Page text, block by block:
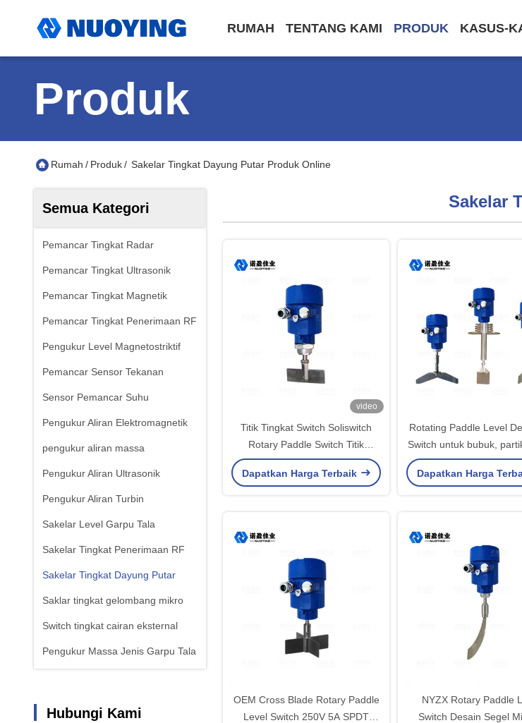
RUMAH TENTANG KAMI PRODUK KASUS-
Produk
Rumah / Produk/ Sakelar Tingkat Dayung Putar Produk Online
Semua Kategori
Pemancar Tingkat Radar
Pemancar Tingkat Ultrasonik
Pemancar Tingkat Magnetik
Pemancar Tingkat Penerimaan RF
Pengukur Level Magnetostriktif
Pemancar Sensor Tekanan
Sensor Pemancar Suhu
Pengukur Aliran Elektromagnetik
pengukur aliran massa
Pengukur Aliran Ultrasonik
Pengukur Aliran Turbin
Sakelar Level Garpu Tala
Sakelar Tingkat Penerimaan RF
Sakelar Tingkat Dayung Putar
Saklar tingkat gelombang mikro
Switch tingkat cairan eksternal
Pengukur Massa Jenis Garpu Tala
Hubungi Kami
Sakelar
video
Titik Tingkat Switch Soliswitch
Rotary Paddle Switch Titik
Tingkat Deteksi
Dapatkan Harga Terbaik
Rotating Paddle Level
Switch untuk bubuk,
tingkat kontrol
Dapatkan Harga
OEM Cross Blade Rotary Paddle
Level Switch 250V 5A SPDT
NYZX Rotary Paddle
Switch Desain Segel